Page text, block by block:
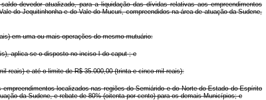
devedor atualizado, para a liquidação das dívidas relativas aos empreendimentos
do Jequitinhonha e do Vale do Mucuri, compreendidos na área de atuação da Sudene,
em uma ou mais operações do mesmo mutuário:
aplica-se o disposto no inciso I docaput; e
reais) e até o limite de R$ 35.000,00 (trinta e cinco mil reais):
localizados nas regiões do Semiárido e do Norte do Estado do Espírito
da Sudene, e rebate de 80% (oitenta por cento) para os demais Municípios; e